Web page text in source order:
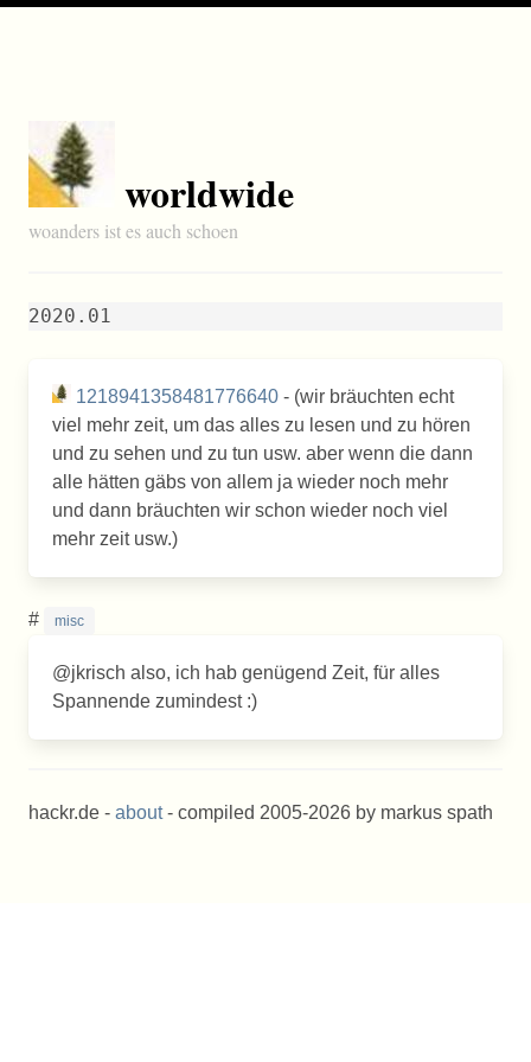
worldwide
woanders ist es auch schoen
2020.01
1218941358481776640 - (wir bräuchten echt
viel mehr zeit, um das alles zu lesen und zu hören
und zu sehen und zu tun usw. aber wenn die dann
alle hätten gäbs von allem ja wieder noch mehr
und dann bräuchten wir schon wieder noch viel
mehr zeit usw.)
# misc
@jkrisch also, ich hab genügend Zeit, für alles
Spannende zumindest :)
hackr.de - about- compiled 2005-2026 by markus spath